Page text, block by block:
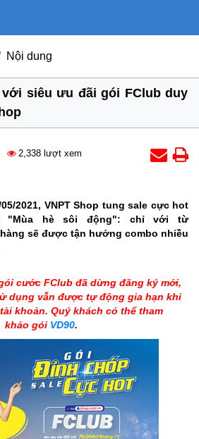
Nội dung
siêu ưu đãi gói FClub duy
2,338 lượt xem
2021, VNPT Shop tung sale cực hot
"Mùa hè sôi động": chỉ với từ
sẽ được tận hưởng combo nhiều
cước FClub đã dừng đăng ký mới,
dụng vẫn được tự động gia hạn khi
khoản. Quý khách có thể tham
khảo gói VD90.